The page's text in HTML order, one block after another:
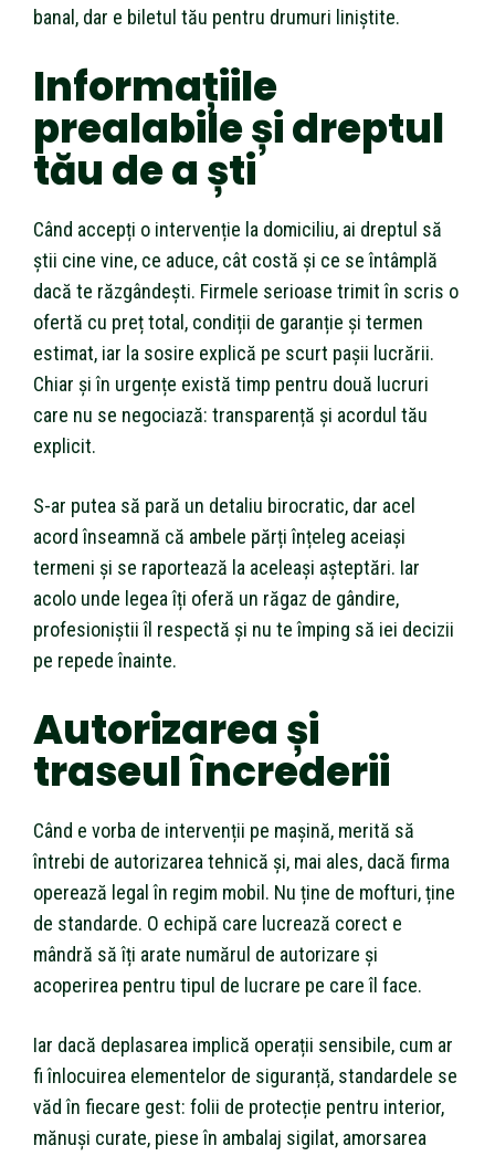
banal, dar e biletul tău pentru drumuri liniștite.
Informațiile
prealabile și dreptul
tău de a ști
Când accepți o intervenție la domiciliu, ai dreptul să
știi cine vine, ce aduce, cât costă și ce se întâmplă
dacă te răzgândești. Firmele serioase trimit în scris o
ofertă cu preț total, condiții de garanție și termen
estimat, iar la sosire explică pe scurt pașii lucrării.
Chiar și în urgențe există timp pentru două lucruri
care nu se negociază: transparență și acordul tău
explicit.
S-ar putea să pară un detaliu birocratic, dar acel
acord înseamnă că ambele părți înțeleg aceiași
termeni și se raportează la aceleași așteptări. Iar
acolo unde legea îți oferă un răgaz de gândire,
profesioniștii îl respectă și nu te împing să iei decizii
pe repede înainte.
Autorizarea și
traseul încrederii
Când e vorba de intervenții pe mașină, merită să
întrebi de autorizarea tehnică și, mai ales, dacă firma
operează legal în regim mobil. Nu ține de mofturi, ține
de standarde. O echipă care lucrează corect e
mândră să îți arate numărul de autorizare și
acoperirea pentru tipul de lucrare pe care îl face.
Iar dacă deplasarea implică operații sensibile, cum ar
fi înlocuirea elementelor de siguranță, standardele se
văd în fiecare gest: folii de protecție pentru interior,
mănuși curate, piese în ambalaj sigilat, amorsarea